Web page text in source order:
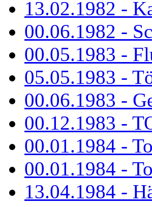
13.02.1982 -
00.06.1982 -
00.05.1983 -
05.05.1983 -
00.06.1983 -
00.12.1983 -
00.01.1984 -
00.01.1984 -
13.04.1984 -